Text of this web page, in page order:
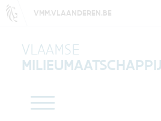
VMM.VLAANDEREN.BE
VLAAMSE
MILIEUMAATSCHAPPIJ